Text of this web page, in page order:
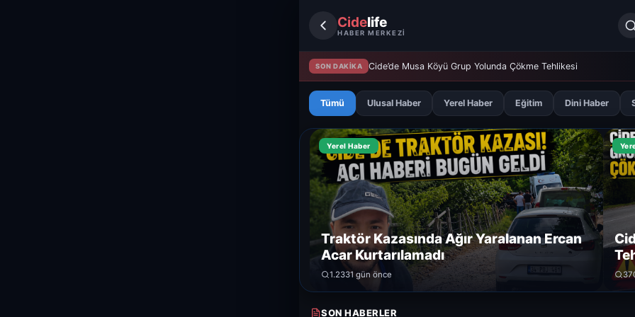
Cidelife
HABER MERKEZİ
SON DAKİKA Cide’de Musa Köyü Grup Yolunda Çökme Tehlikesi
Tümü Ulusal Haber Yerel Haber Eğitim Dini Haber
Yerel Haber
Traktör Kazasında Ağır Yaralanan Ercan
Acar Kurtarılamadı
1.2331 gün önce
SON HABERLER